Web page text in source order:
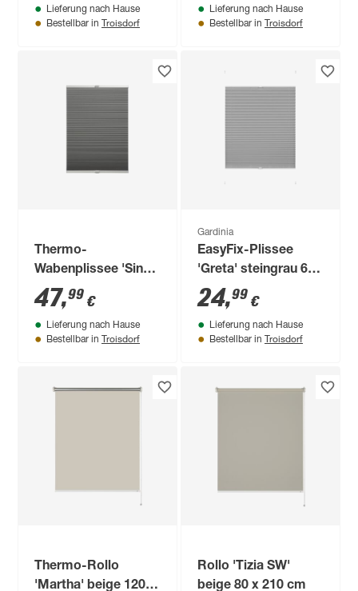
Lieferung nach Hause
Bestellbar in Troisdorf
Lieferung nach Hause
Bestellbar in Troisdorf
Thermo-
Wabenplissee 'Sina'
grau 40 x 130 cm
47,99 €
Lieferung nach Hause
Bestellbar in Troisdorf
Gardinia
EasyFix-Plissee
'Greta' steingrau 60
x 130 cm 7-teilig
24,99 €
Lieferung nach Hause
Bestellbar in Troisdorf
Thermo-Rollo
'Martha' beige 120 x
Rollo 'Tizia SW'
beige 80 x 210 cm